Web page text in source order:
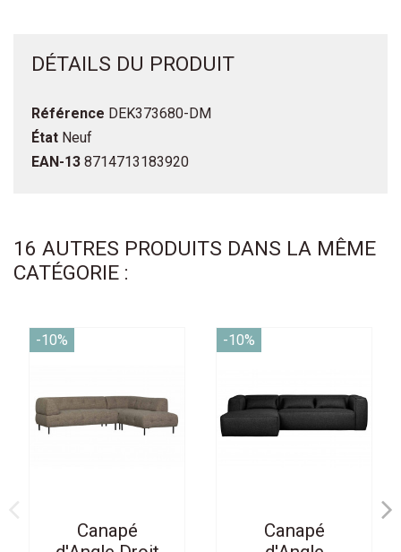
DÉTAILS DU PRODUIT
Référence DEK373680-DM
État Neuf
EAN-13 8714713183920
16 AUTRES PRODUITS DANS LA MÊME
CATÉGORIE :
-10%
Canapé
-10%
Canapé